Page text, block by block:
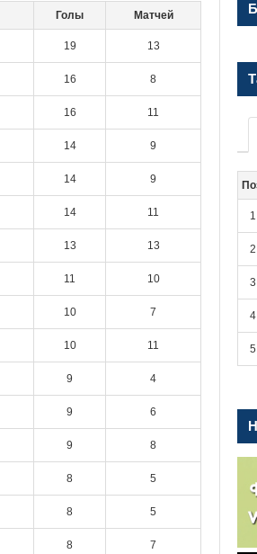
Голы Матчей
19 13
16 8
16 11
14 9
14 9
14 11
13 13
11 10
10 7
10 11
9 4
9 6
9 8
8 5
8 5
8 7
1
2
3
4
5